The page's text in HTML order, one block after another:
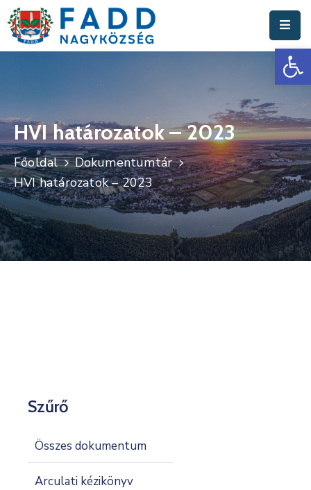
Hivatal
Fadd
Nagyközség
Turisztika
Választási
Információk
HVI határozatok – 2023
Főoldal
Dokumentumtár
HVI határozatok – 2023
Szűrő
Összes dokumentum
Arculati kézikönyv